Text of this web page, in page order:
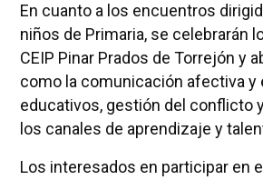
En cuanto a los encuentros
niños de Primaria, se celebrarán
CEIP Pinar Prados de Torrejón y
como la comunicación afectiva y
educativos, gestión del conflicto
los canales de aprendizaje y
Los interesados en participar en